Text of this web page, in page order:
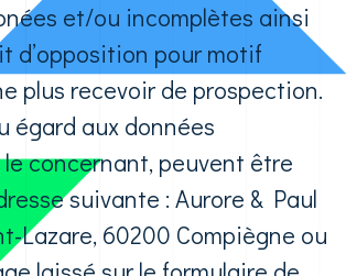
et/ou incomplètes ainsi
d’opposition pour motif
plus recevoir de prospection.
égard aux données
concernant, peuvent être
suivante : Aurore & Paul
Lazare, 60200 Compiègne ou